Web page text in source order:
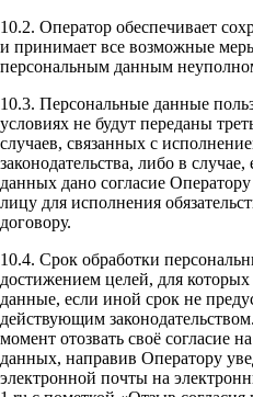
10.2. Оператор обеспечивает
и принимает все возможные
персональным данным
10.3. Персональные данные
условиях не будут переданы
случаев, связанных с
законодательства, либо в
данных дано согласие
лицу для исполнения
договору.
10.4. Срок обработки
достижением целей, для
данные, если иной срок не
действующим
момент отозвать своё согласие
данных, направив Оператору
электронной почты на